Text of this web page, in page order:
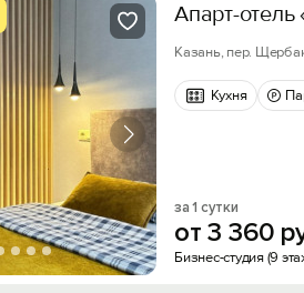
Апарт-отель
Казань, пер.
Кухня
за 1 сутки
от3 360
Бизнес-студия (9